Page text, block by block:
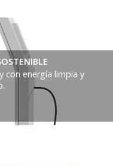
con energía limpia y